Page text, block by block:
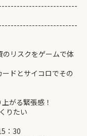
のリスクをゲームで体
ドとサイコロでその
がる緊張感！
りたい
：30